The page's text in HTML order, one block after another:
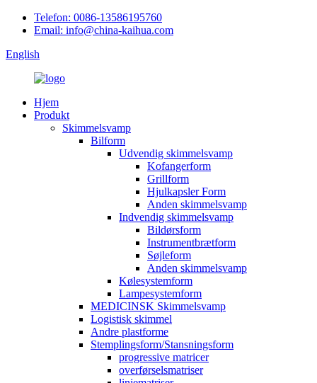
Telefon: 0086-13586195760
Email: info@china-kaihua.com
English
Hjem
Produkt
Skimmelsvamp
Bilform
Udvendig skimmelsvamp
Kofangerform
Grillform
Hjulkapsler Form
Anden skimmelsvamp
Indvendig skimmelsvamp
Bildørsform
Instrumentbrætform
Søjleform
Anden skimmelsvamp
Kølesystemform
Lampesystemform
MEDICINSK Skimmelsvamp
Logistisk skimmel
Andre plastforme
Stemplingsform/Stansningsform
progressive matricer
overførselsmatriser